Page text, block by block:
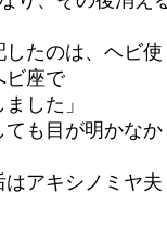
したのは、ヘビ使
ビ座で
した」
も目が明かなか
はアキシノミヤ夫